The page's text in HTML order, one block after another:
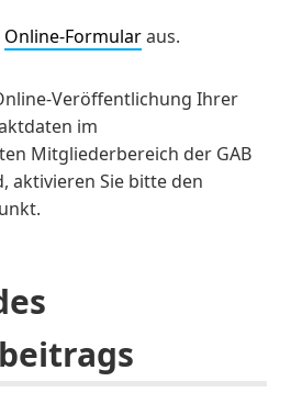
Online-Formularaus.
Veröffentlichung Ihrer
im
Mitgliederbereich der GAB
aktivieren Sie bitte den